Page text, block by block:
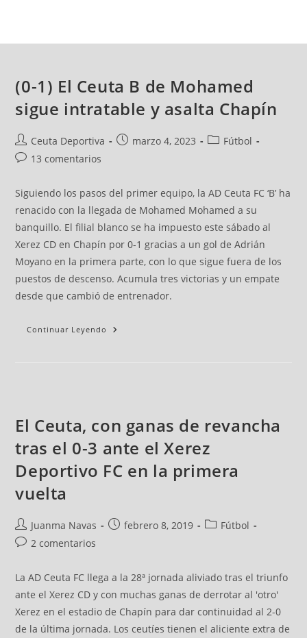
(0-1) El Ceuta B de Mohamed
sigue intratable y asalta Chapín
Ceuta Deportiva marzo 4, 2023
Fútbol
13 comentarios
Siguiendo los pasos del primer equipo, la AD Ceuta FC ‘B’ ha
renacido con la llegada de Mohamed Mohamed a su
banquillo. El filial blanco se ha impuesto este sábado al
Xerez CD en Chapín por 0-1 gracias a un gol de Adrián
Moyano en la primera parte, con lo que sigue fuera de los
puestos de descenso. Acumula tres victorias y un empate
desde que cambió de entrenador.
Continuar Leyendo
El Ceuta, con ganas de revancha
tras el 0-3 ante el Xerez
Deportivo FC en la primera
vuelta
Juanma Navas febrero 8, 2019
Fútbol
2 comentarios
La AD Ceuta FC llega a la 28ª jornada aliviado tras el triunfo
ante el Xerez CD y con muchas ganas de derrotar al 'otro'
Xerez en el estadio de Chapín para dar continuidad al 2-0
de la última jornada. Los ceutíes tienen el aliciente extra de